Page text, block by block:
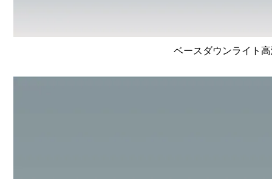
ベースダウンライト